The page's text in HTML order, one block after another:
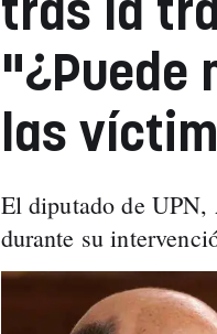
tras la
"¿Puede
las
El diputado de
durante su